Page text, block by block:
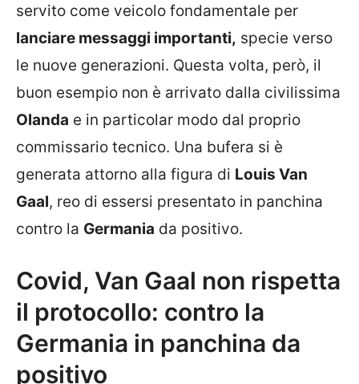
servito come veicolo fondamentale per
lanciare messaggi importanti, specie verso
le nuove generazioni. Questa volta, però, il
buon esempio non è arrivato dalla civilissima
Olanda e in particolar modo dal proprio
commissario tecnico. Una bufera si è
generata attorno alla figura di Louis Van
Gaal, reo di essersi presentato in panchina
contro la Germania da positivo.
Covid, Van Gaal non rispetta
il protocollo: contro la
Germania in panchina da
positivo